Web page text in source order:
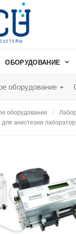
ОБОРУДОВАНИЕ
оборудование
оборудование
анестезии